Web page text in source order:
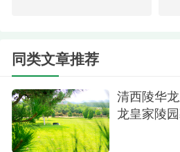
融合现代元素与传统美学，
草坪碑系列
草坪碑：同样定价39800
般点缀于青翠草坪之上，低矮
景观浑然一体，展现出生命的
同类文章推荐
清西陵华
龙皇家陵